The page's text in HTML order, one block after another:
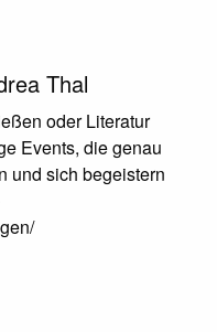
Thal
oder Literatur
Events, die genau
und sich begeistern